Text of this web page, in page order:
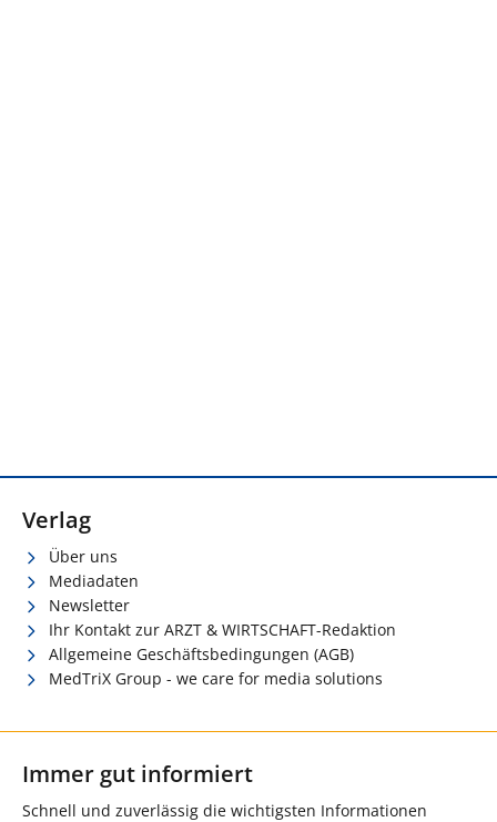
Verlag
Über uns
Mediadaten
Newsletter
Ihr Kontakt zur ARZT & WIRTSCHAFT-Redaktion
Allgemeine Geschäftsbedingungen (AGB)
MedTriX Group - we care for media solutions
Immer gut informiert
Schnell und zuverlässig die wichtigsten Informationen